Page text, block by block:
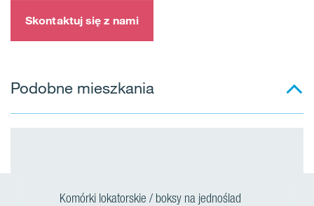
Skontaktuj się z nami
Podobne mieszkania
Komórki lokatorskie / boksy na jednoślad